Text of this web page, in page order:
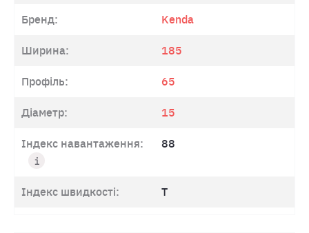
Бренд: Kenda
Ширина: 185
Профіль: 65
Діаметр: 15
Індекс навантаження: 88
Індекс швидкості: T